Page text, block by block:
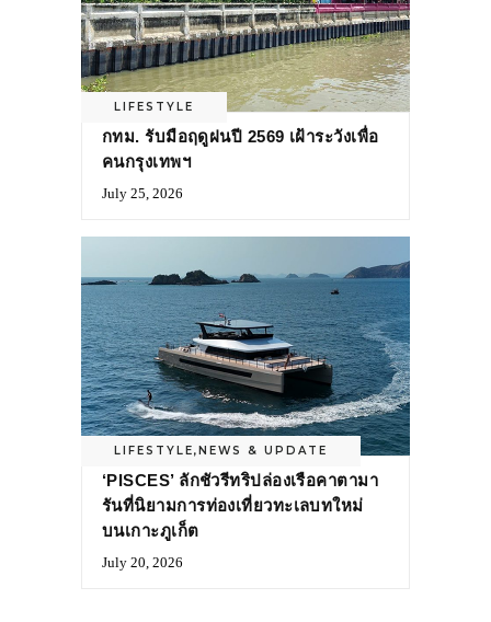
LIFESTYLE
กทม. รับมือฤดูฝนปี 2569 เฝ้าระวังเพื่อ
คนกรุงเทพฯ
July 25, 2026
LIFESTYLE,NEWS & UPDATE
‘PISCES’ ลักชัวรีทริปล่องเรือคาตามา
รันที่นิยามการท่องเที่ยวทะเลบทใหม่
บนเกาะภูเก็ต
July 20, 2026